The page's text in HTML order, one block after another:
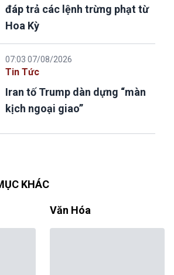
đáp trả các lệnh trừng phạt từ
Hoa Kỳ
07:03 07/08/2026
Tin Tức
Iran tố Trump dàn dựng “màn
kịch ngoại giao”
KHÁC
Văn Hóa